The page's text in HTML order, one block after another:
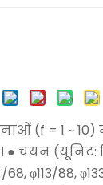
(f = 1 ~ 10)
चयन (यूनिट:
φ113/88,